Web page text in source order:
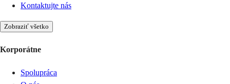
Kontaktujte nás
Zobraziť všetko
Korporátne
Spolupráca